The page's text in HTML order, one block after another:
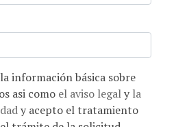
protección de datos asi como el aviso legaly la
y acepto el tratamiento